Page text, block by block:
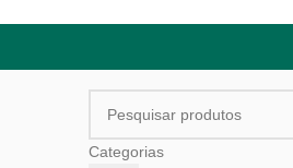
Categorias